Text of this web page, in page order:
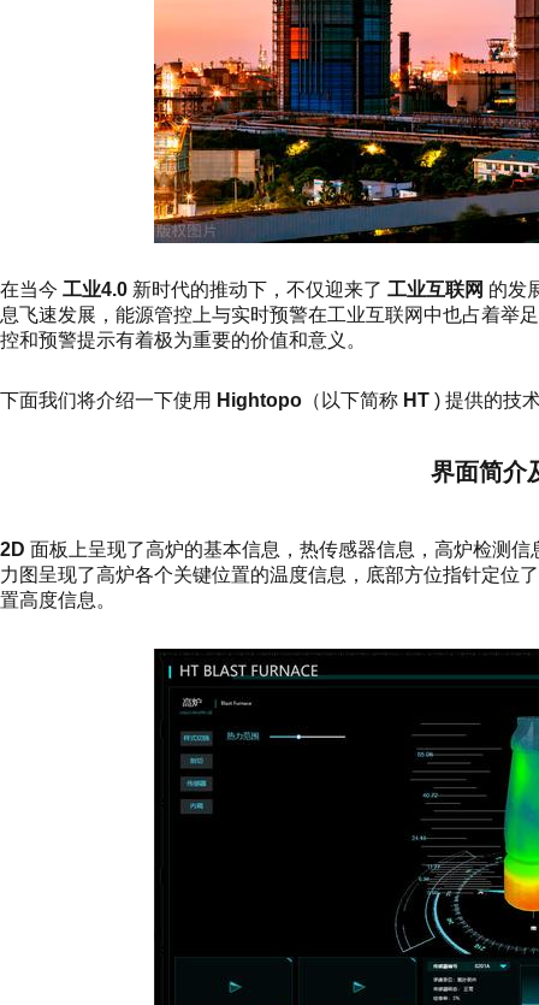
在当今 工业4.0 新时代的推动下，不仅迎来了 工业互联网 的发
息飞速发展，能源管控上与实时预警在工业互联网中也占着举
控和预警提示有着极为重要的价值和意义。
下面我们将介绍一下使用 Hightopo （以下简称 HT ) 提供的技
界面简介
2D 面板上呈现了高炉的基本信息，热传感器信息，高炉检测信
力图呈现了高炉各个关键位置的温度信息，底部方位指针定位
置高度信息。